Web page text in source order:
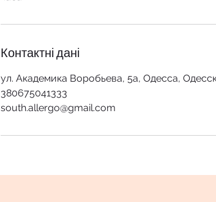
Контактні дані
ул. Академика Воробьева, 5а, Одесса,
380675041333
south.allergo@gmail.com